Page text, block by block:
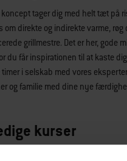
koncept tager dig med helt tæt på
om direkte og indirekte varme, røg
grillmestre. Det er her, gode
du får inspirationen til at kaste
timer i selskab med vores
og familie med dine nye
kurser